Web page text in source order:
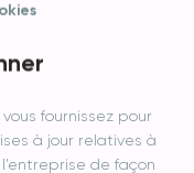
fournissez pour
à jour relatives à
de façon